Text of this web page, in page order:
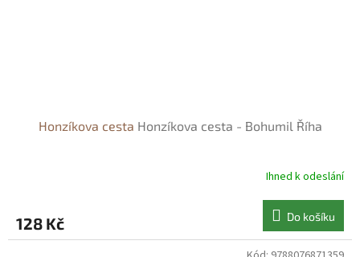
Honzíkova cesta Honzíkova cesta - Bohumil Říha
Ihned k odeslání
128 Kč Do košíku